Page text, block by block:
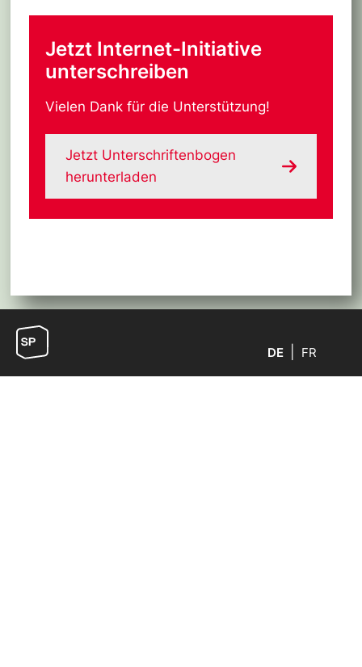
Jetzt Internet-Initiative
unterschreiben
Vielen Dank für die Unterstützung!
Jetzt Unterschriftenbogen
herunterladen
DE FR